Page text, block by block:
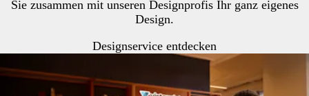
Sie zusammen mit unseren Designprofis Ihr ganz eigenes
Design.
Designservice entdecken